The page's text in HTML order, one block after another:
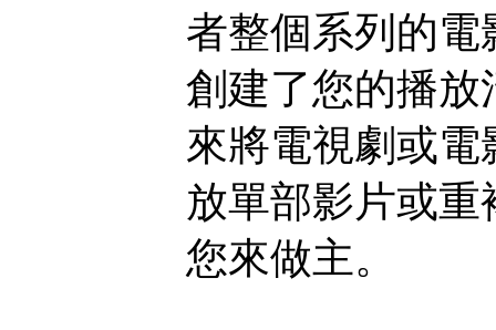
者整個系列的
創建了您的播
來將電視劇或
放單部影片或
您來做主。